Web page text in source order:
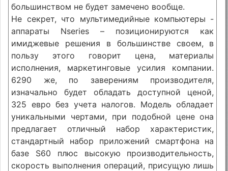
большинством не будет замечено вообще.
Не секрет, что мультимедийные компьютеры -
аппараты Nseries – позиционируются как
имиджевые решения в большинстве своем, в
пользу этого говорит цена, материалы
исполнения, маркетинговые усилия компании.
6290 же, по заверениям производителя,
изначально будет обладать доступной ценой,
325 евро без учета налогов. Модель обладает
уникальными чертами, при подобной цене она
предлагает отличный набор характеристик,
стандартный набор приложений смартфона на
базе S60 плюс высокую производительность,
скорость выполнения операций, присущую лишь